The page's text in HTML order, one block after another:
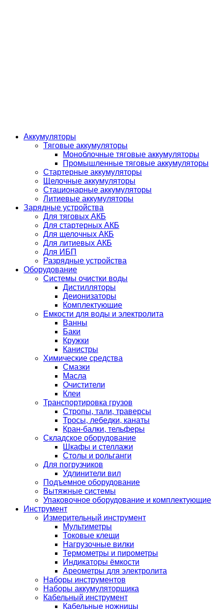
Аккумуляторы
Тяговые аккумуляторы
Моноблочные тяговые аккумуляторы
Промышленные тяговые аккумуляторы
Стартерные аккумуляторы
Щелочные аккумуляторы
Стационарные аккумуляторы
Литиевые аккумуляторы
Зарядные устройства
Для тяговых АКБ
Для стартерных АКБ
Для щелочных АКБ
Для литиевых АКБ
Для ИБП
Разрядные устройства
Оборудование
Системы очистки воды
Дистилляторы
Деионизаторы
Комплектующие
Емкости для воды и электролита
Ванны
Баки
Кружки
Канистры
Химические средства
Смазки
Масла
Очистители
Клеи
Транспортировка грузов
Стропы, тали, траверсы
Тросы, лебедки, канаты
Кран-балки, тельферы
Складское оборудование
Шкафы и стеллажи
Столы и рольганги
Для погрузчиков
Удлинители вил
Подъемное оборудование
Вытяжные системы
Упаковочное оборудование и комплектующие
Инструмент
Измерительный инструмент
Мультиметры
Токовые клещи
Нагрузочные вилки
Термометры и пирометры
Индикаторы ёмкости
Ареометры для электролита
Наборы инструментов
Наборы аккумуляторщика
Кабельный инструмент
Кабельные ножницы